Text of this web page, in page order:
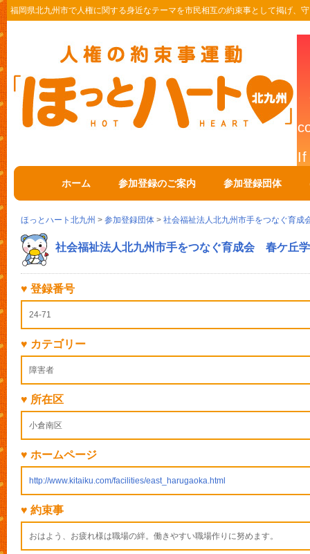
福岡県北九州市で人権に関する身近なテーマを市民相互の約束事として掲げ、
ホーム 参加登録のご案内 参加登録団体
ほっとハート北九州 > 参加登録団体 > 社会福祉法人北九州市手をつなぐ育
社会福祉法人北九州市手をつなぐ育成会 春ケ丘
♥ 登録番号
24-71
♥ カテゴリー
障害者
♥ 所在区
小倉南区
♥ ホームページ
http://www.kitaiku.com/facilities/east_harugaoka.html
♥ 約束事
おはよう、お疲れ様は職場の絆。働きやすい職場作りに努めます。